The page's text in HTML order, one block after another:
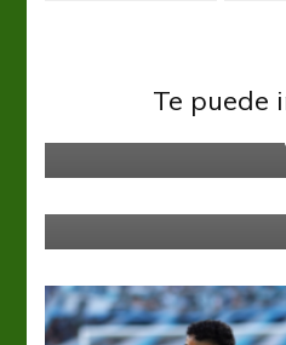
Te puede
Estudiantes dio